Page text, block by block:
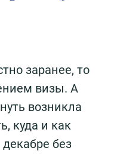
заранее, то
визы. А
возникла
куда и как
без